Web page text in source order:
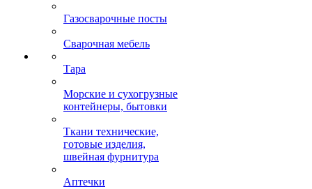
Газосварочные посты
Сварочная мебель
Тара
Морские и сухогрузные
контейнеры, бытовки
Ткани технические,
готовые изделия,
швейная фурнитура
Аптечки